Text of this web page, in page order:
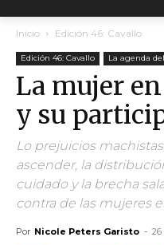
Inicio Edición 46: Cavallo
Edición 46: Cavallo La agenda
La mujer
y su
Lo prejuicios
ascender, la
cuidado y la brecha
contra de las mujeres
Por Nicole Peters Garisto - 26